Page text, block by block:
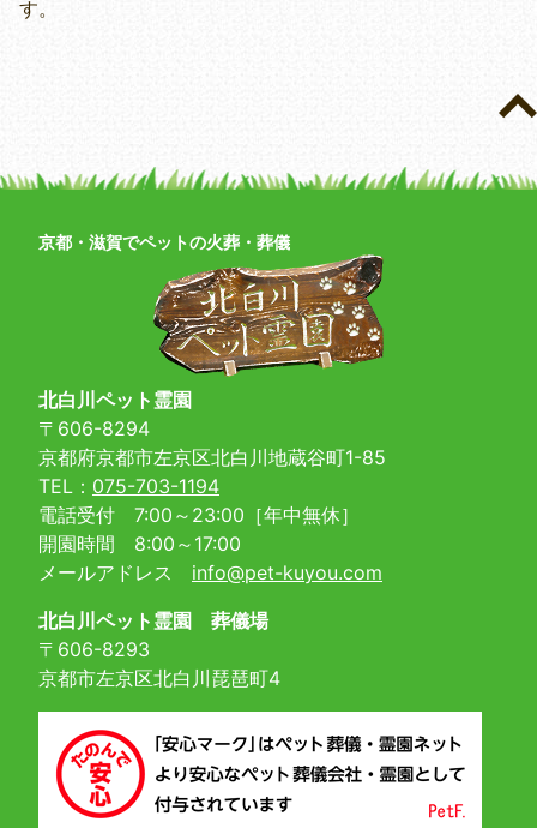
す。
京都・滋賀でペットの火葬・葬儀
北白川ペット霊園
〒606-8294
京都府京都市左京区北白川地蔵谷町1-85
TEL： 075-703-1194
電話受付 7:00～23:00［年中無休］
開園時間 8:00～17:00
メールアドレス info@pet-kuyou.com
北白川ペット霊園 葬儀場
〒606-8293
京都市左京区北白川琵琶町4